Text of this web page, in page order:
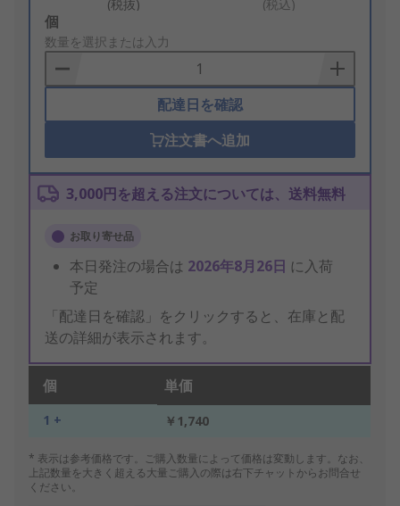
(税抜) (税込)
Add
to
Basket
個
数量を選択または入力
配達日を確認
注文書へ追加
3,000円を超える注文については、送料無料
お取り寄せ品
本日発注の場合は 2026年8月26日 に入荷
予定
「配達日を確認」をクリックすると、在庫と配
送の詳細が表示されます。
個 単価
1 + ￥1,740
* 表示は参考価格です。ご購入数量によって価格は変動します。なお、
上記数量を大きく超える大量ご購入の際は右下チャットからお問合せ
ください。